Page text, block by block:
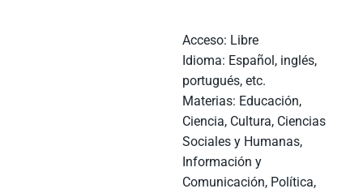
Acceso: Libre
Idioma: Español, inglés,
portugués, etc.
Materias: Educación,
Ciencia, Cultura, Ciencias
Sociales y Humanas,
Información y
Comunicación, Política,